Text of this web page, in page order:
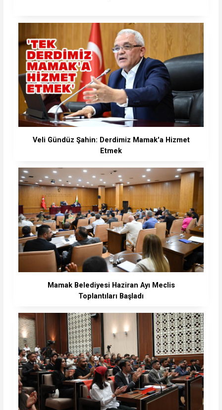
Veli Gündüz Şahin: Derdimiz Mamak'a Hizmet
Etmek
Mamak Belediyesi Haziran Ayı Meclis
Toplantıları Başladı